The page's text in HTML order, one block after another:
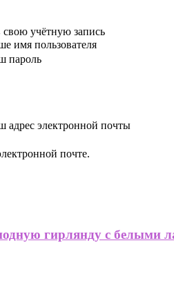
учётную запись
имя пользователя
пароль
адрес электронной почты
почте.
гирлянду с белыми